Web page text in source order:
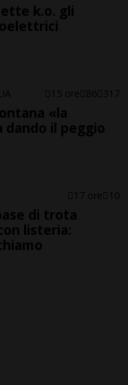
k.o. gli
15 ore 86 317
«la
dando il peggio
17 ore 10
di trota
listeria: